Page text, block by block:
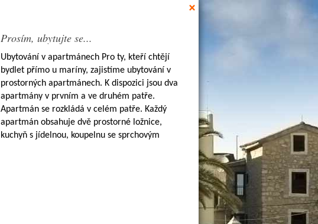
×
Prosím, ubytujte se...
Ubytování v apartmánech Pro ty, kteří chtějí
bydlet přímo u maríny, zajistíme ubytování v
prostorných apartmánech. K dispozici jsou dva
apartmány v prvním a ve druhém patře.
Apartmán se rozkládá v celém patře. Každý
apartmán obsahuje dvě prostorné ložnice,
kuchyň s jídelnou, koupelnu se sprchovým